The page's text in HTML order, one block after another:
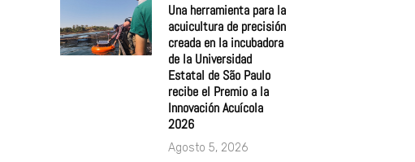
Una herramienta para la
acuicultura de precisión
creada en la incubadora
de la Universidad
Estatal de São Paulo
recibe el Premio a la
Innovación Acuícola
2026
Agosto 5, 2026